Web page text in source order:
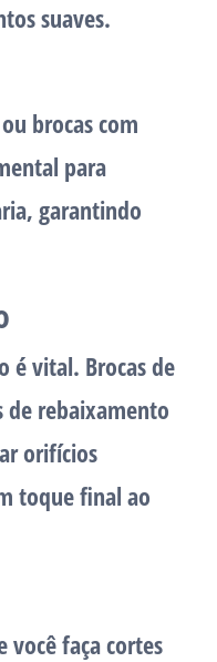
suaves.
brocas com
para
garantindo
é vital. Brocas de
rebaixamento
orifícios
toque final ao
você faça cortes